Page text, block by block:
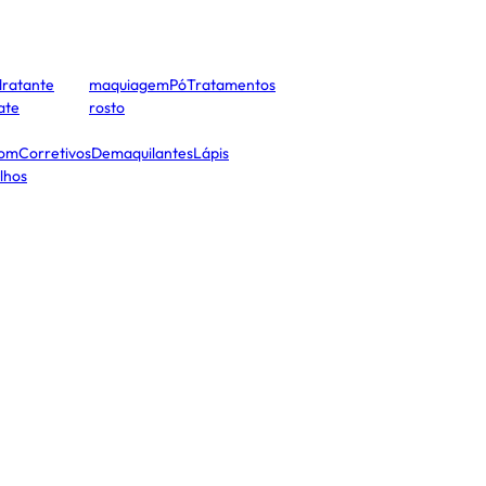
CorretivosDemaquilantesLápis
maquiagemPóTratamentos
rosto